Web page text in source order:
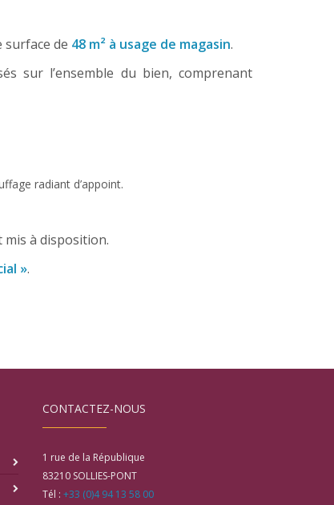
surface de 48 m² à usage de magasin.
sur l’ensemble du bien, comprenant
radiant d’appoint.
mis à disposition.
».
CONTACTEZ-NOUS
1 rue de la République
83210 SOLLIES-PONT
Tél : +33 (0)4 94 13 58 00